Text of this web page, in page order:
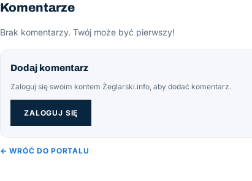
Komentarze
Brak komentarzy. Twój może być pierwszy!
Dodaj komentarz
Zaloguj się swoim kontem Żeglarski.info, aby dodać komentarz.
ZALOGUJ SIĘ
← WRÓĆ DO PORTALU